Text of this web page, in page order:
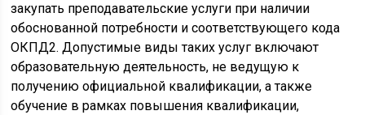
закупать преподавательские услуги при наличии
обоснованной потребности и соответствующего кода
ОКПД2. Допустимые виды таких услуг включают
образовательную деятельность, не ведущую к
получению официальной квалификации, а также
обучение в рамках повышения квалификации,